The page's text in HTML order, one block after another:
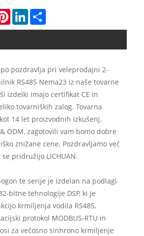
PinterestLinkedIn
pozdravlja pri veleprodajni 2-
RS485 Nema23 iz naše tovarne
izdelki imajo certifikat CE in
tovarniških zalog. Tovarna
14 let proizvodnih izkušenj.
ODM, zagotovili vam bomo dobre
znižane cene. Pozdravljamo več
pridružijo LICHUAN.
te serije je izdelan na podlagi
bitne tehnologije DSP, ki je
krmiljenja vodila RS485,
protokol MODBUS-RTU in
za večosno sinhrono krmiljenje